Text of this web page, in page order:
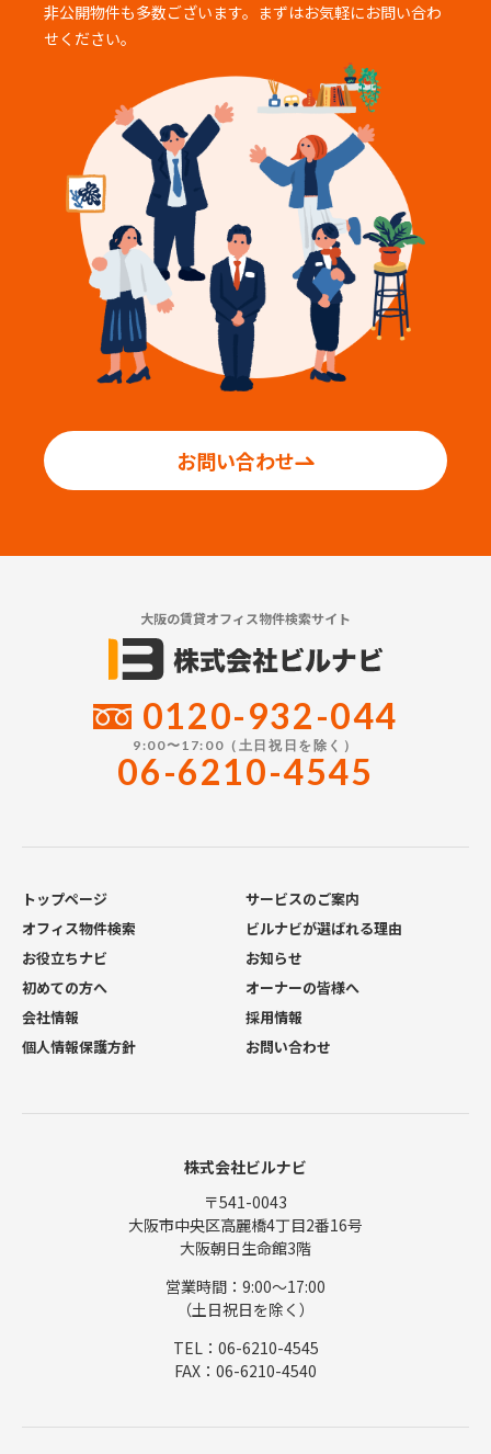
非公開物件も多数ございます。まずはお気軽にお問い合わ
せください。
お問い合わせ
大阪の賃貸オフィス物件検索サイト
0120-932-044
9:00〜17:00（土日祝日を除く）
06-6210-4545
トップページ
サービスのご案内
オフィス物件検索
ビルナビが選ばれる理由
お役立ちナビ
お知らせ
初めての方へ
オーナーの皆様へ
会社情報
採用情報
個人情報保護方針
お問い合わせ
株式会社ビルナビ
〒541-0043
大阪市中央区高麗橋4丁目2番16号
大阪朝日生命館3階
営業時間：9:00〜17:00
（土日祝日を除く）
TEL：06-6210-4545
FAX：06-6210-4540